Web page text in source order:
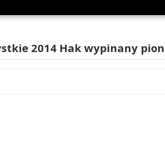
2014 Hak wypinany